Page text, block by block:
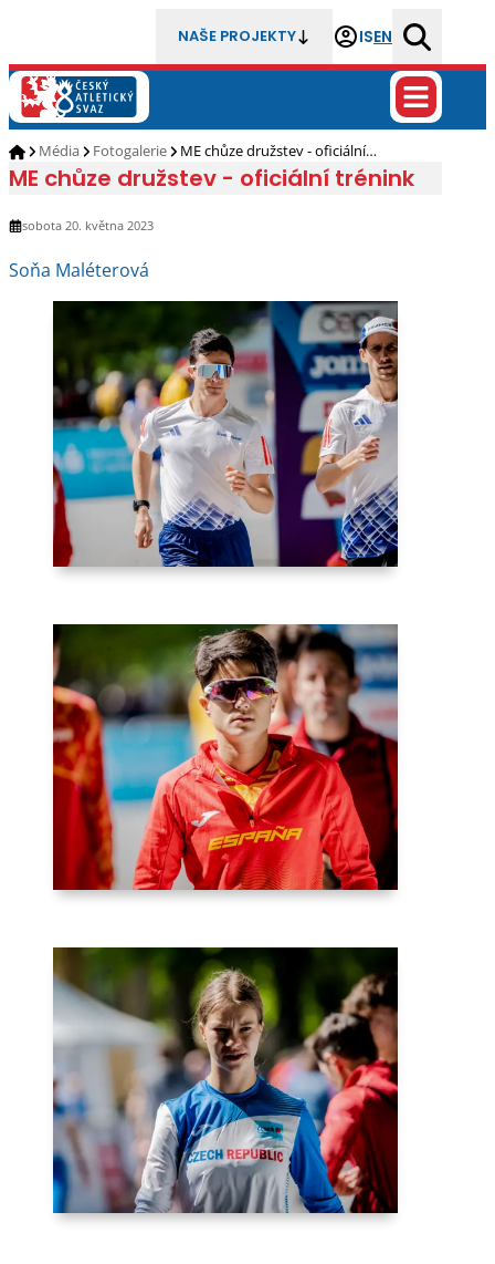
NAŠE PROJEKTY ISEN
Média Fotogalerie ME chůze družstev - oficiální…
ME chůze družstev - oficiální trénink
sobota 20. května 2023
Soňa Maléterová